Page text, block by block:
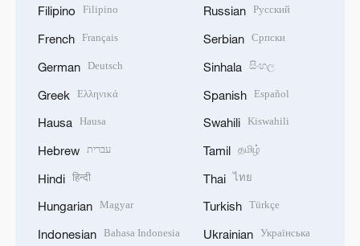
Filipino Filipino
French Français
German Deutsch
Greek Ελληνικά
Hausa Hausa
Hebrew עברית
Hindi हिन्दी
Hungarian Magyar
Indonesian Bahasa Indonesia
Russian Русский
Serbian Српски
Sinhala සිංහල
Spanish Español
Swahili Kiswahili
Tamil தமிழ்
Thai ไทย
Turkish Türkçe
Ukrainian Українська